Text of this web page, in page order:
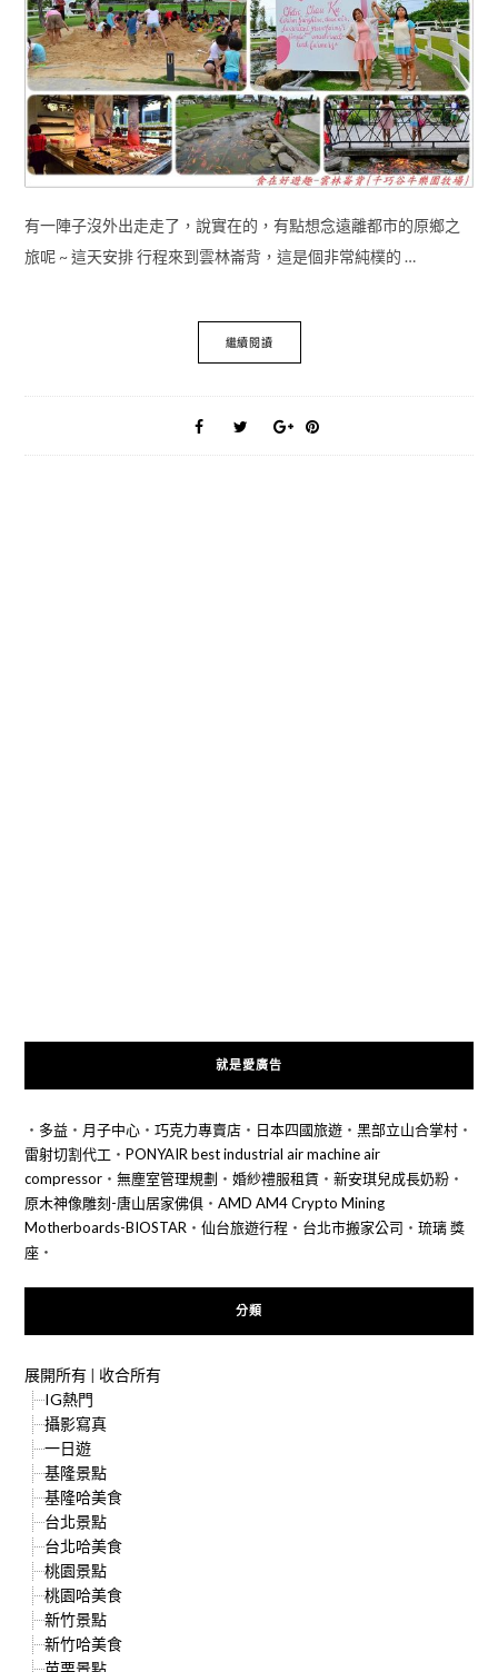
有一陣子沒外出走走了，說實在的，有點想念遠離都市的原鄉之
旅呢 ~ 這天安排 行程來到雲林崙背，這是個非常純樸的 …
繼續閱讀
就是愛廣告
‧ 多益‧ 月子中心‧ 巧克力專賣店‧ 日本四國旅遊‧ 黑部立山合掌村‧
雷射切割代工 ‧ PONYAIR best industrial air machine air
compressor‧ 無塵室管理規劃 ‧ 婚紗禮服租賃‧ 新安琪兒成長奶粉‧
原木神像雕刻-唐山居家佛俱‧ AMD AM4 Crypto Mining
Motherboards-BIOSTAR ‧ 仙台旅遊行程 ‧ 台北市搬家公司 ‧ 琉璃 獎
座‧
分類
展開所有| 收合所有
IG熱門
攝影寫真
一日遊
基隆景點
基隆哈美食
台北景點
台北哈美食
桃園景點
桃園哈美食
新竹景點
新竹哈美食
苗栗景點